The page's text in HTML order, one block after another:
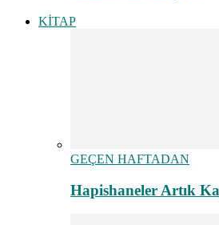
KİTAP
GEÇEN HAFTADAN
Hapishaneler Artık